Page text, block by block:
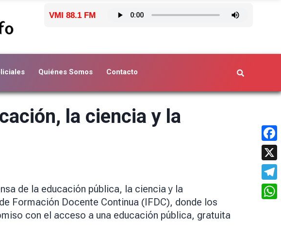
VMI 88.1 FM
Quiénes Somos Contacto
la ciencia y la
de la educación pública, la ciencia y la
Formación Docente Continua (IFDC), donde los
con el acceso a una educación pública, gratuita
X